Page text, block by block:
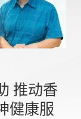
推动香
健康服